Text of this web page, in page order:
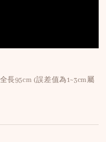
長95cm (誤差值為1~3cm屬